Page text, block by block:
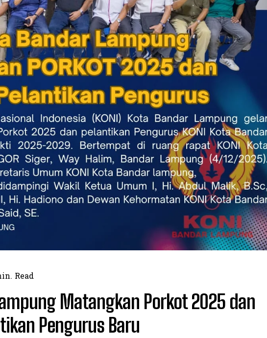
Read
Matangkan Porkot 2025 dan
Pengurus Baru